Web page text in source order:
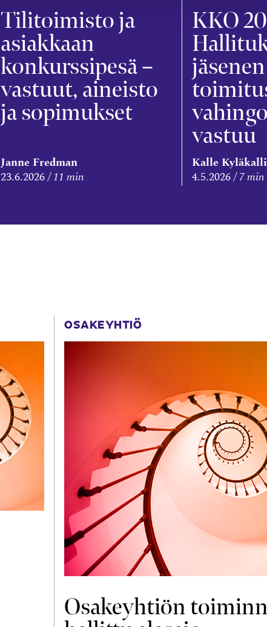
Tilitoimisto ja
asiakkaan
konkurssipesä –
vastuut, aineisto
ja sopimukset
Janne Fredman
23.6.2026 11 min
KKO
vastuu
Kalle
4.5.2026 7 min
OSAKEYHTIÖ
Osakeyhtiön